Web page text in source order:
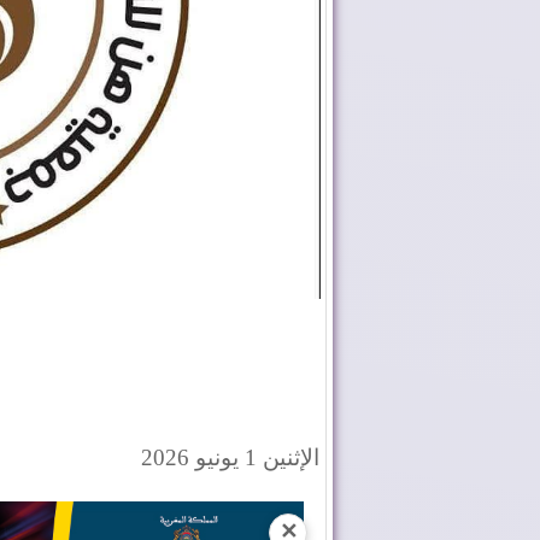
الإثنين 1 يونيو 2026
✕